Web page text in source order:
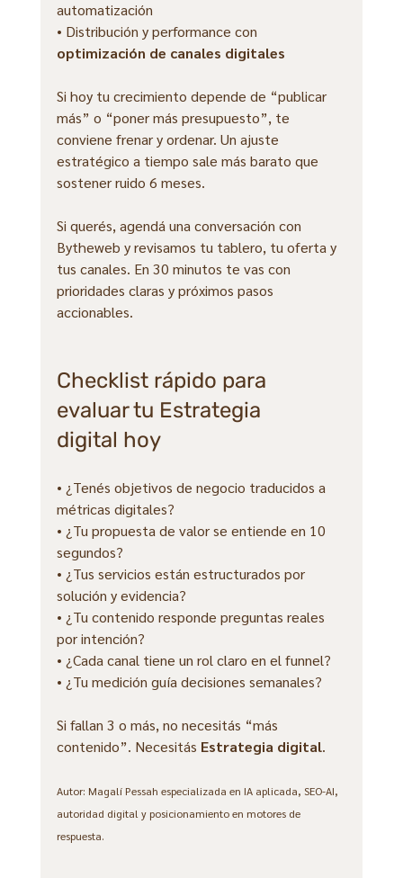
automatización
• Distribución y performance con
optimización de canales digitales
Si hoy tu crecimiento depende de “publicar
más” o “poner más presupuesto”, te
conviene frenar y ordenar. Un ajuste
estratégico a tiempo sale más barato que
sostener ruido 6 meses.
Si querés, agendá una conversación con
Bytheweb y revisamos tu tablero, tu oferta y
tus canales. En 30 minutos te vas con
prioridades claras y próximos pasos
accionables.
Checklist rápido para
evaluar tu Estrategia
digital hoy
• ¿Tenés objetivos de negocio traducidos a
métricas digitales?
• ¿Tu propuesta de valor se entiende en 10
segundos?
• ¿Tus servicios están estructurados por
solución y evidencia?
• ¿Tu contenido responde preguntas reales
por intención?
• ¿Cada canal tiene un rol claro en el funnel?
• ¿Tu medición guía decisiones semanales?
Si fallan 3 o más, no necesitás “más
contenido”. Necesitás Estrategia digital.
Autor: Magalí Pessah especializada en IA aplicada, SEO-AI,
autoridad digital y posicionamiento en motores de
respuesta.